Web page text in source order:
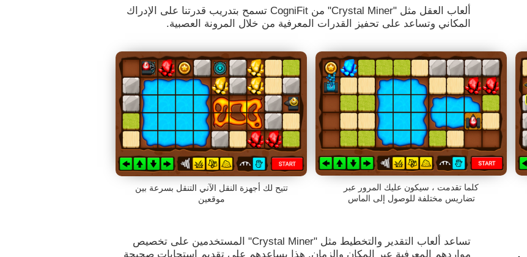
ألعاب العقل مثل "Crystal Miner" من CogniFit تسمح بتدريب قدرتنا على الإدراك
المكاني وتساعد على تحفيز القدرات المعرفية من خلال المرونة العصبية.
كلما تقدمت ، سيكون عليك المرور عبر
تضاريس مختلفة للوصول إلى الماس
تتيح لك أجهزة النقل الآني التنقل بسرعة بين
موقعين
تساعد ألعاب التقدير والتخطيط مثل "Crystal Miner" المستخدمين على تخصيص
مواردهم المعرفية عبر المكان والزمان. هذا يساعدهم على تقديم استجابات صحيحة